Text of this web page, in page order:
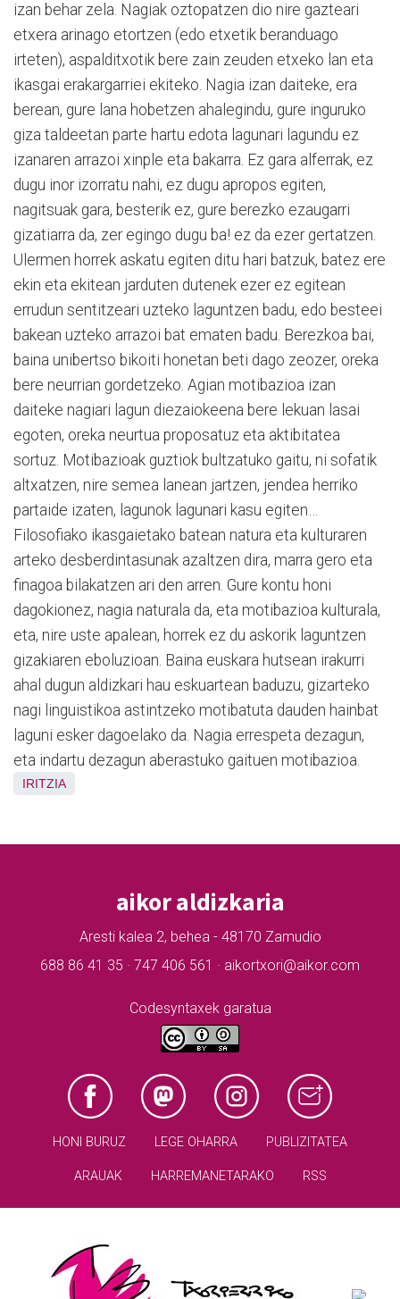
izan behar zela. Nagiak oztopatzen dio nire gazteari
etxera arinago etortzen (edo etxetik beranduago
irteten), aspalditxotik bere zain zeuden etxeko lan eta
ikasgai erakargarriei ekiteko. Nagia izan daiteke, era
berean, gure lana hobetzen ahalegindu, gure inguruko
giza taldeetan parte hartu edota lagunari lagundu ez
izanaren arrazoi xinple eta bakarra. Ez gara alferrak, ez
dugu inor izorratu nahi, ez dugu apropos egiten,
nagitsuak gara, besterik ez, gure berezko ezaugarri
gizatiarra da, zer egingo dugu ba! ez da ezer gertatzen.
Ulermen horrek askatu egiten ditu hari batzuk, batez ere
ekin eta ekitean jarduten dutenek ezer ez egitean
errudun sentitzeari uzteko laguntzen badu, edo besteei
bakean uzteko arrazoi bat ematen badu. Berezkoa bai,
baina unibertso bikoiti honetan beti dago zeozer, oreka
bere neurrian gordetzeko. Agian motibazioa izan
daiteke nagiari lagun diezaiokeena bere lekuan lasai
egoten, oreka neurtua proposatuz eta aktibitatea
sortuz. Motibazioak guztiok bultzatuko gaitu, ni sofatik
altxatzen, nire semea lanean jartzen, jendea herriko
partaide izaten, lagunok lagunari kasu egiten…
Filosofiako ikasgaietako batean natura eta kulturaren
arteko desberdintasunak azaltzen dira, marra gero eta
finagoa bilakatzen ari den arren. Gure kontu honi
dagokionez, nagia naturala da, eta motibazioa kulturala,
eta, nire uste apalean, horrek ez du askorik laguntzen
gizakiaren eboluzioan. Baina euskara hutsean irakurri
ahal dugun aldizkari hau eskuartean baduzu, gizarteko
nagi linguistikoa astintzeko motibatuta dauden hainbat
laguni esker dagoelako da. Nagia errespeta dezagun,
eta indartu dezagun aberastuko gaituen motibazioa.
IRITZIA
aikor aldizkaria
Aresti kalea 2, behea - 48170 Zamudio
688 86 41 35 · 747 406 561 · aikortxori@aikor.com
Codesyntaxek garatua
HONI BURUZ LEGE OHARRA PUBLIZITATEA
ARAUAK HARREMANETARAKO RSS